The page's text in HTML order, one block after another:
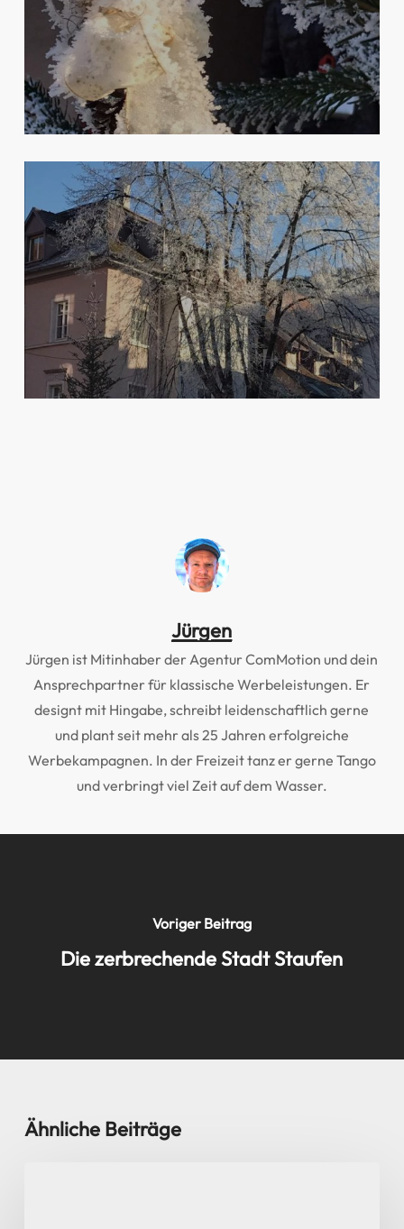
Jürgen
Jürgen ist Mitinhaber der Agentur ComMotion und dein
Ansprechpartner für klassische Werbeleistungen. Er
designt mit Hingabe, schreibt leidenschaftlich gerne
und plant seit mehr als 25 Jahren erfolgreiche
Werbekampagnen. In der Freizeit tanz er gerne Tango
und verbringt viel Zeit auf dem Wasser.
Voriger Beitrag
Die zerbrechende Stadt Staufen
Ähnliche Beiträge